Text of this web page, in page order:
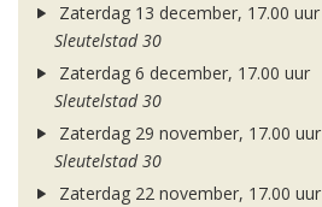
Zaterdag 13 december, 17.00 uur
Sleutelstad 30
Zaterdag 6 december, 17.00 uur
Sleutelstad 30
Zaterdag 29 november, 17.00 uur
Sleutelstad 30
Zaterdag 22 november, 17.00 uur